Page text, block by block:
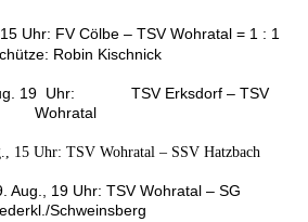
Uhr: FV Cölbe – TSV Wohratal = 1 : 1
Robin Kischnick
19 Uhr: TSV Erksdorf – TSV
Wohratal
15 Uhr: TSV Wohratal – SSV Hatzbach
Aug., 19 Uhr: TSV Wohratal – SG
Schweinsberg